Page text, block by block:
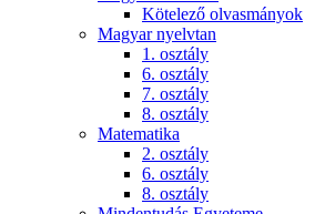
Kötelező olvasmányok
Magyar nyelvtan
1. osztály
6. osztály
7. osztály
8. osztály
Matematika
2. osztály
6. osztály
8. osztály